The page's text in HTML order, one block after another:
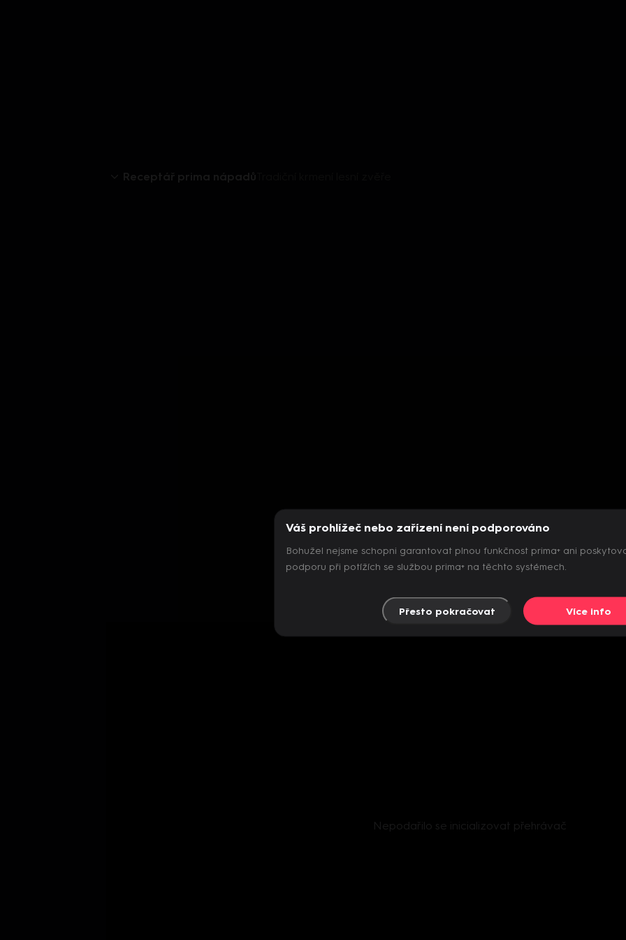
Nepodařilo se inicializovat přehrávač
Váš prohlížeč nebo zařízení není podporováno
Bohužel nejsme schopni garantovat plnou funkčnost prima+ ani
podporu při potížích se službou prima+ na těchto systémech.
Přesto pokračovat Více info